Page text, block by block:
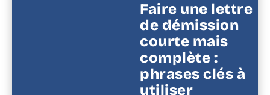
Faire une lettre
de démission
courte mais
complète :
phrases clés à
utiliser